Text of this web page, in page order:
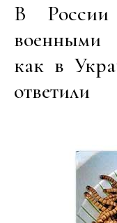
В России
военными
как в
ответили